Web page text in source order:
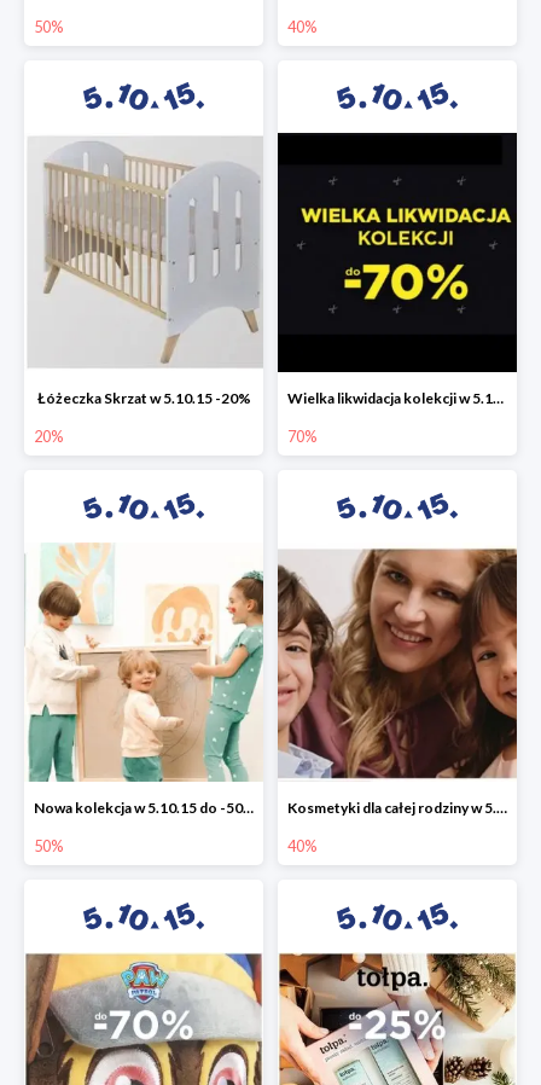
50% 40%
Łóżeczka Skrzat w 5.10.15 -20%
20%
Wielka likwidacja kolekcji w 5.10.15 do -70%
70%
Nowa kolekcja w 5.10.15 do -50%
50%
Kosmetyki dla całej rodziny w 5.10.15 do -40%
40%